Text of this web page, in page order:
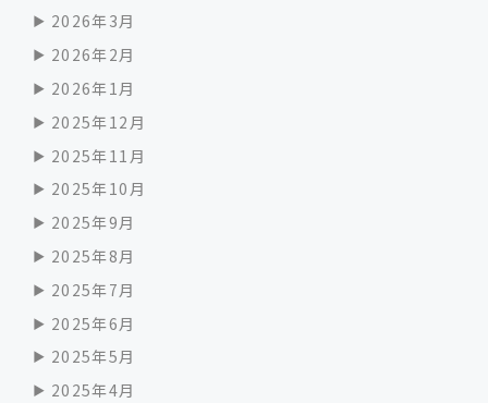
2026年3月
2026年2月
2026年1月
2025年12月
2025年11月
2025年10月
2025年9月
2025年8月
2025年7月
2025年6月
2025年5月
2025年4月